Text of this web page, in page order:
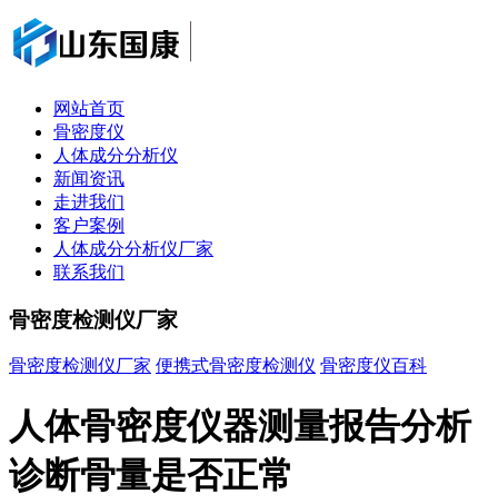
网站首页
骨密度仪
人体成分分析仪
新闻资讯
走进我们
客户案例
人体成分分析仪厂家
联系我们
骨密度检测仪厂家
骨密度检测仪厂家 便携式骨密度检测仪 骨密度仪百科
人体骨密度仪器测量报告分析
诊断骨量是否正常